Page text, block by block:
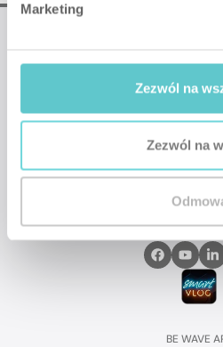
Marketing
Zezwól na
Zezwól na
❤
Manual
Brosjyre
BE WAVE